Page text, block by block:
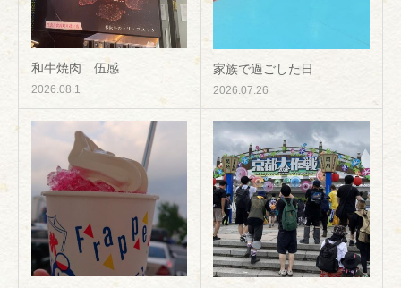
和牛焼肉 伍感
2026.08.1
家族で過ごした日
2026.07.26